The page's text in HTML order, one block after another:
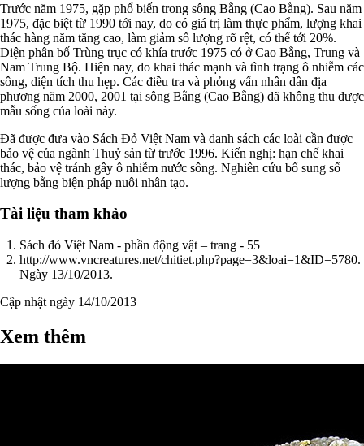
Trước năm 1975, gặp phổ biến trong sông Bằng (Cao Bằng). Sau năm
1975, đặc biệt từ 1990 tới nay, do có giá trị làm thực phẩm, lượng khai
thác hàng năm tăng cao, làm giảm số lượng rõ rệt, có thể tới 20%.
Diện phân bố Trùng trục có khía trước 1975 có ở Cao Bằng, Trung và
Nam Trung Bộ. Hiện nay, do khai thác mạnh và tình trạng ô nhiễm các
sông, diện tích thu hẹp. Các điều tra và phỏng vấn nhân dân địa
phương năm 2000, 2001 tại sông Bằng (Cao Bằng) đã không thu được
mẫu sống của loài này.
Đã được đưa vào Sách Đỏ Việt Nam và danh sách các loài cần được
bảo vệ của ngành Thuỷ sản từ trước 1996. Kiến nghị: hạn chế khai
thác, bảo vệ tránh gây ô nhiễm nước sông. Nghiên cứu bổ sung số
lượng bằng biện pháp nuôi nhân tạo.
Tài liệu tham khảo
Sách đỏ Việt Nam - phần động vật – trang - 55
http://www.vncreatures.net/chitiet.php?page=3&loai=1&ID=5780.
Ngày 13/10/2013.
Cập nhật ngày 14/10/2013
Xem thêm